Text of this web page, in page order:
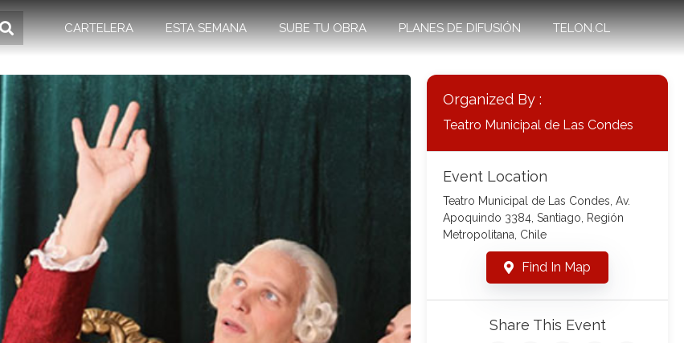
CARTELERA ESTA SEMANA SUBE TU OBRA PLANES DE DIFUSIÓN TELON.CL
Organized By :
Teatro Municipal de Las Condes
Event Location
Teatro Municipal de Las Condes, Av.
Apoquindo 3384, Santiago, Región
Metropolitana, Chile
Find In Map
Share This Event